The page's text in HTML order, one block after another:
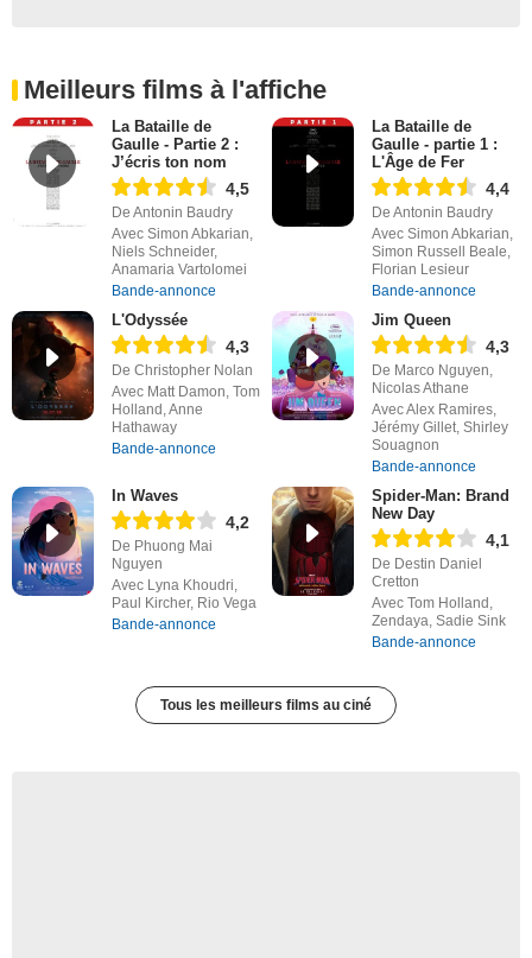
Meilleurs films à l'affiche
La Bataille de
Gaulle - Partie 2 :
J’écris ton nom
4,5
De Antonin Baudry
Avec Simon Abkarian,
Niels Schneider,
Anamaria Vartolomei
Bande-annonce
La Bataille de
Gaulle - partie 1 :
L'Âge de Fer
4,4
De Antonin Baudry
Avec Simon Abkarian,
Simon Russell Beale,
Florian Lesieur
Bande-annonce
L'Odyssée
4,3
De Christopher Nolan
Avec Matt Damon, Tom
Holland, Anne
Hathaway
Bande-annonce
Jim Queen
4,3
De Marco Nguyen,
Nicolas Athane
Avec Alex Ramires,
Jérémy Gillet, Shirley
Souagnon
Bande-annonce
In Waves
4,2
De Phuong Mai
Nguyen
Avec Lyna Khoudri,
Paul Kircher, Rio Vega
Bande-annonce
Spider-Man: Brand
New Day
4,1
De Destin Daniel
Cretton
Avec Tom Holland,
Zendaya, Sadie Sink
Bande-annonce
Tous les meilleurs films au ciné